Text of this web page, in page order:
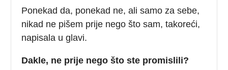
Ponekad da, ponekad ne, ali samo za sebe,
nikad ne pišem prije nego što sam, takoreći,
napisala u glavi.
Dakle, ne prije nego što ste promislili?